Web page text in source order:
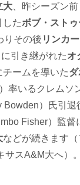
大 、昨シーズン
したボブ・ストゥ
りその後 リンカ
引き継がれたオ
ームを導いた
率いるクレムソ
Bowden）氏引退
Fisher）監
などが続きます
スA&M大へ）。